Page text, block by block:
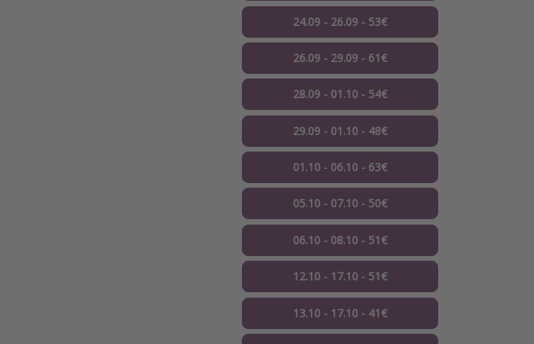
24.09 - 26.09 - 53€
26.09 - 29.09 - 61€
28.09 - 01.10 - 54€
29.09 - 01.10 - 48€
01.10 - 06.10 - 63€
05.10 - 07.10 - 50€
06.10 - 08.10 - 51€
12.10 - 17.10 - 51€
13.10 - 17.10 - 41€